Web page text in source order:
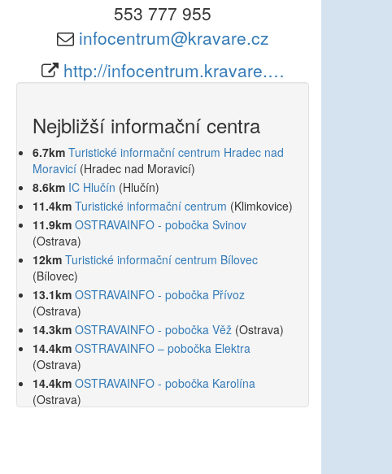
553 777 955
infocentrum@kravare.cz
http://infocentrum.kravare.…
Nejbližší informační centra
6.7km Turistické informační centrum Hradec nad
Moravicí (Hradec nad Moravicí)
8.6km IC Hlučín (Hlučín)
11.4km Turistické informační centrum (Klimkovice)
11.9km OSTRAVAINFO - pobočka Svinov
(Ostrava)
12km Turistické informační centrum Bílovec
(Bílovec)
13.1km OSTRAVAINFO - pobočka Přívoz
(Ostrava)
14.3km OSTRAVAINFO - pobočka Věž (Ostrava)
14.4km OSTRAVAINFO – pobočka Elektra
(Ostrava)
14.4km OSTRAVAINFO - pobočka Karolína
(Ostrava)